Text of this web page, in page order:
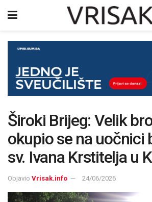
Široki Brijeg: Velik
okupio se na uočnici
sv. Ivana Krstitelja u
Objavio Vrisak.info 24/06/2026